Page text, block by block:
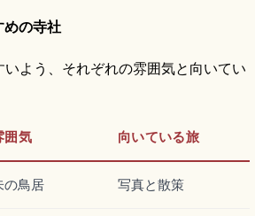
めの寺社
よう、それぞれの雰囲気と向いてい
囲気 向いている旅
の鳥居 写真と散策